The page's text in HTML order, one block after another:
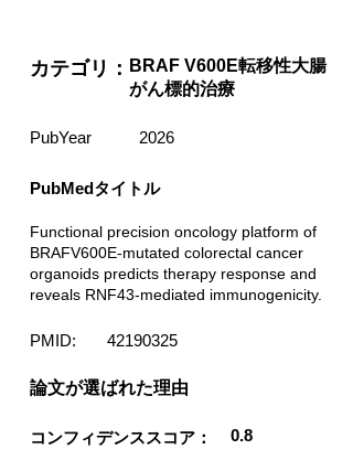
カテゴリ： BRAF V600E転移性大腸
がん標的治療
PubYear 2026
PubMedタイトル
Functional precision oncology platform of
BRAFV600E-mutated colorectal cancer
organoids predicts therapy response and
reveals RNF43-mediated immunogenicity.
PMID: 42190325
​論文が選ばれた理由
コンフィデンススコア： 0.8